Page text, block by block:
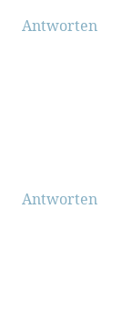
Antworten
Antworten